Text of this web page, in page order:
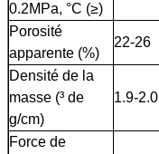
0.2MPa, °C (≥)
Porosité
apparente (%)
22-26
Densité de la
masse (³ de
g/cm)
1.9-2.0
Force de